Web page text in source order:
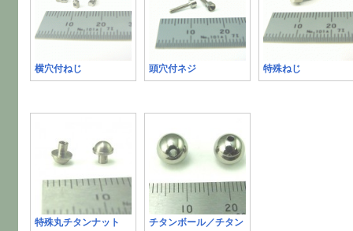
横穴付ねじ 頭穴付ネジ 特殊ねじ
特殊丸チタンナット
チタンボール／チタン